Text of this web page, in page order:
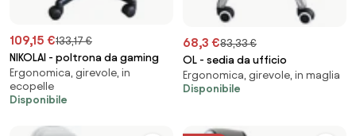
109,15 €133,17 €
NIKOLAI - poltrona da gaming
Ergonomica, girevole, in
ecopelle
Disponibile
68,3 €83,33 €
OL - sedia da ufficio
Ergonomica, girevole, in maglia
Disponibile